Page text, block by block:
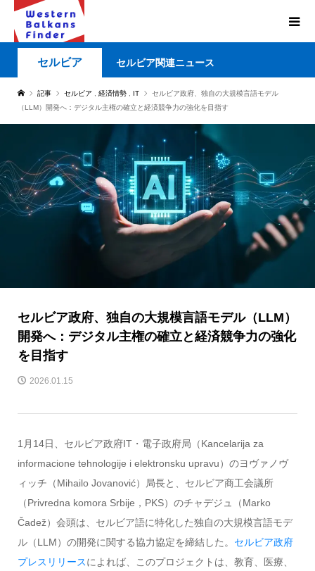
セルビア セルビア関連ニュース
記事 セルビア 経済情勢 IT
セルビア政府、独自の大規模言語モデル
（LLM）開発へ：デジタル主権の確立と経済競争力の強化を目指す
セルビア政府、独自の大規模言語モデル（LLM）
開発へ：デジタル主権の確立と経済競争力の強化
を目指す
2026.01.15
1月14日、セルビア政府IT・電子政府局（Kancelarija za
informacione tehnologije i elektronsku upravu）のヨヴァノヴ
ィッチ（Mihailo Jovanović）局長と、セルビア商工会議所
（Privredna komora Srbije，PKS）のチャデジュ（Marko
Čadež）会頭は、セルビア語に特化した独自の大規模言語モデ
ル（LLM）の開発に関する協力協定を締結した。 セルビア政府
プレスリリースによれば、このプロジェクトは、教育、医療、